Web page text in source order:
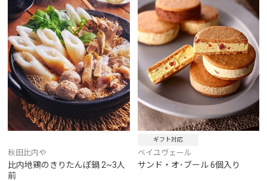
秋田比内や
比内地鶏のきりたんぽ鍋 2~3人
前
ギフト対応
ベイユヴェール
サンド・オ･ブール 6個入り